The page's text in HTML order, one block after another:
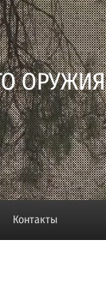
ОРУЖИЯ
Контакты